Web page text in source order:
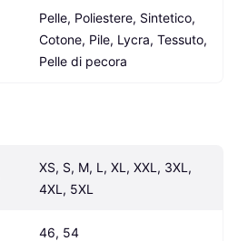
Pelle, Poliestere, Sintetico,
Cotone, Pile, Lycra, Tessuto,
Pelle di pecora
XS, S, M, L, XL, XXL, 3XL,
4XL, 5XL
46, 54